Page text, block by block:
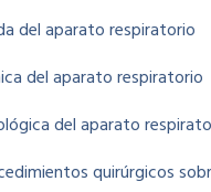
del aparato respiratorio
del aparato respiratorio
del aparato
quirúrgicos